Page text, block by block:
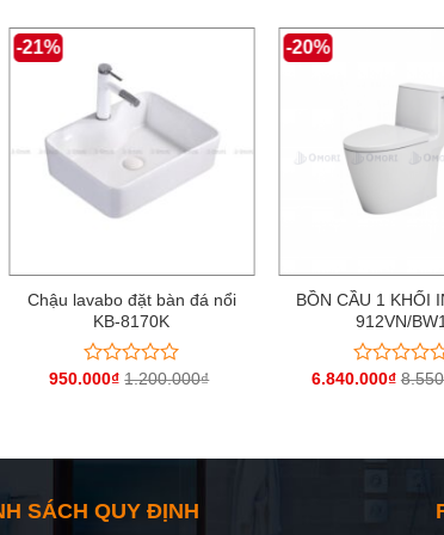
-21%
Chậu lavabo đặt bàn đá nổi
KB-8170K
Được
5
950.000₫ 1.200.000₫
-20%
BỒN CẦU 1 KHỐI
912VN/
Được
5
6.840.000₫
SÁCH QUY ĐỊNH